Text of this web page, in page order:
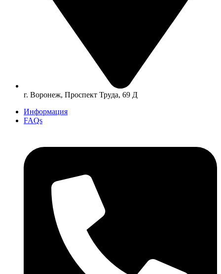
г. Воронеж, Проспект Труда, 69 Д
Информация
FAQs